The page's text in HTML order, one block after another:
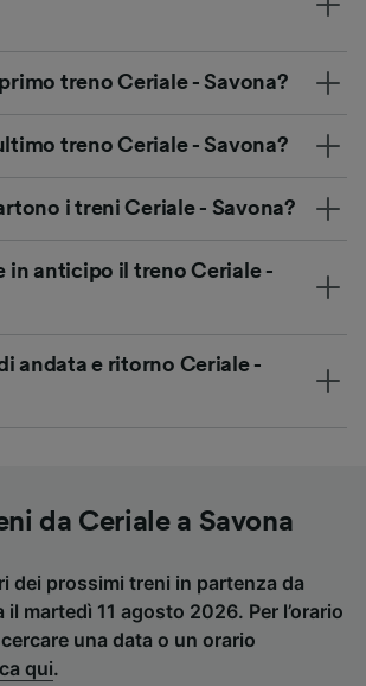
treno Ceriale - Savona?
treno Ceriale - Savona?
i treni Ceriale - Savona?
in anticipo il treno Ceriale -
andata e ritorno Ceriale -
da Ceriale a Savona
dei prossimi treni in partenza da
il martedì 11 agosto 2026. Per l’orario
una data o un orario
qui.